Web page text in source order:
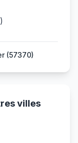
(57370)
villes